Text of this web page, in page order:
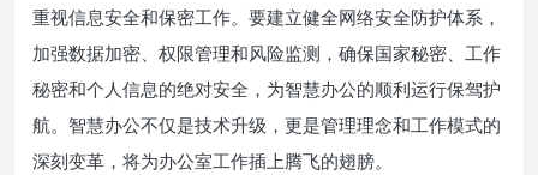
重视信息安全和保密工作。要建立健全网络安全防护体系，
加强数据加密、权限管理和风险监测，确保国家秘密、工作
秘密和个人信息的绝对安全，为智慧办公的顺利运行保驾护
航。智慧办公不仅是技术升级，更是管理理念和工作模式的
深刻变革，将为办公室工作插上腾飞的翅膀。